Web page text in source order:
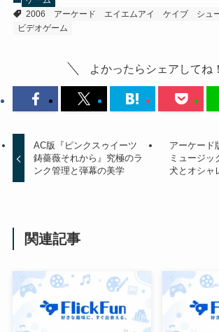
2006
アーケード エイエムアイ ケイブ
シュ
ビデオゲーム
よかったらシェアしてね！
AC版『ピンクスゥイーツ
鋳薔薇それから』究極のラ
ンク管理と弾幕の美学
アーケード
ミュージッ
犬とオシャ
関連記事